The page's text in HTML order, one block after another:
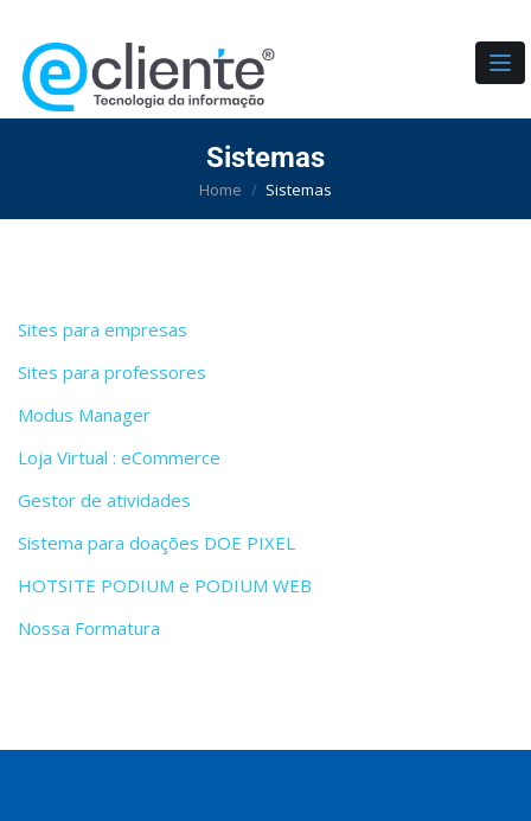
Sistemas
Home Sistemas
Sites para empresas
Sites para professores
Modus Manager
Loja Virtual : eCommerce
Gestor de atividades
Sistema para doações DOE PIXEL
HOTSITE PODIUM e PODIUM WEB
Nossa Formatura